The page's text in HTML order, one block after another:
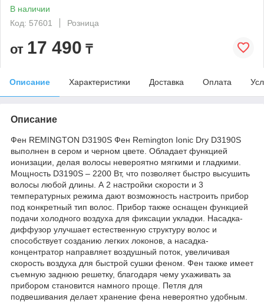
В наличии
Код: 57601
Розница
от 17 490 ₸
Описание Характеристики Доставка Оплата
Описание
Фен REMINGTON D3190S Фен Remington Ionic Dry D3190S
выполнен в сером и черном цвете. Обладает функцией
ионизации, делая волосы невероятно мягкими и гладкими.
Мощность D3190S – 2200 Вт, что позволяет быстро высушить
волосы любой длины. А 2 настройки скорости и 3
температурных режима дают возможность настроить прибор
под конкретный тип волос. Прибор также оснащен функцией
подачи холодного воздуха для фиксации укладки. Насадка-
диффузор улучшает естественную структуру волос и
способствует созданию легких локонов, а насадка-
концентратор направляет воздушный поток, увеличивая
скорость воздуха для быстрой сушки феном. Фен также имеет
съемную заднюю решетку, благодаря чему ухаживать за
прибором становится намного проще. Петля для
подвешивания делает хранение фена невероятно удобным.